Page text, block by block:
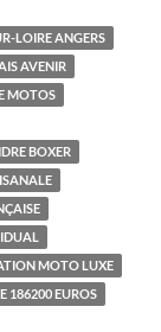
LOIRE ANGERS
AVENIR
MOTOS
BOXER
MOTO LUXE
186200 EUROS